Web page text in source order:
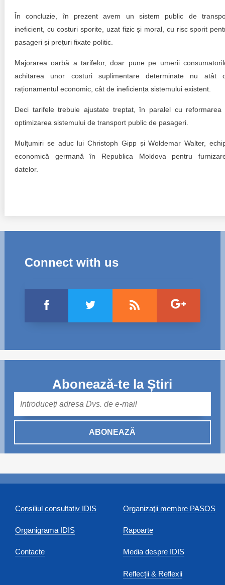
În concluzie, în prezent avem un sistem public de
ineficient, cu costuri sporite, uzat fizic și moral, cu risc sporit
pasageri și prețuri fixate politic.
Majorarea oarbă a tarifelor, doar pune pe umerii
achitarea unor costuri suplimentare determinate nu atât
raționamentul economic, cât de ineficiența sistemului existent.
Deci tarifele trebuie ajustate treptat, în paralel cu reformarea
optimizarea sistemului de transport public de pasageri.
Mulțumiri se aduc lui Christoph Gipp și Woldemar Walter,
economică germană în Republica Moldova pentru
datelor.
Connect with us
Abonează-te la Știri
ABONEAZĂ
Consiliul consultativ IDIS
Organigrama IDIS
Contacte
Organizaţii membre PASOS
Rapoarte
Media despre IDIS
Reflecții & Reflexii